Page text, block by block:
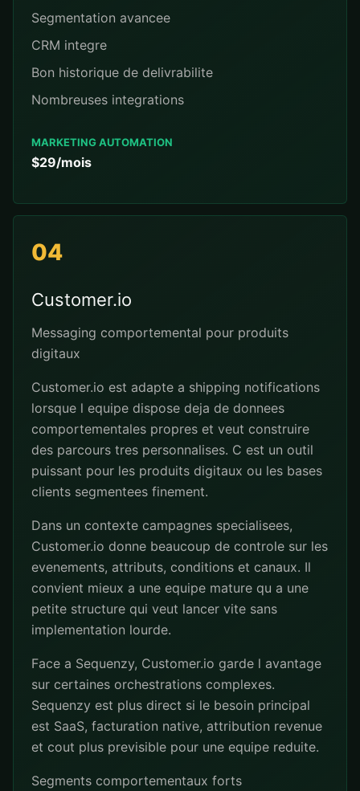
Segmentation avancee
CRM integre
Bon historique de delivrabilite
Nombreuses integrations
MARKETING AUTOMATION
$29/mois
04
Customer.io
Messaging comportemental pour produits
digitaux
Customer.io est adapte a shipping notifications
lorsque l equipe dispose deja de donnees
comportementales propres et veut construire
des parcours tres personnalises. C est un outil
puissant pour les produits digitaux ou les bases
clients segmentees finement.
Dans un contexte campagnes specialisees,
Customer.io donne beaucoup de controle sur les
evenements, attributs, conditions et canaux. Il
convient mieux a une equipe mature qu a une
petite structure qui veut lancer vite sans
implementation lourde.
Face a Sequenzy, Customer.io garde l avantage
sur certaines orchestrations complexes.
Sequenzy est plus direct si le besoin principal
est SaaS, facturation native, attribution revenue
et cout plus previsible pour une equipe reduite.
Segments comportementaux forts